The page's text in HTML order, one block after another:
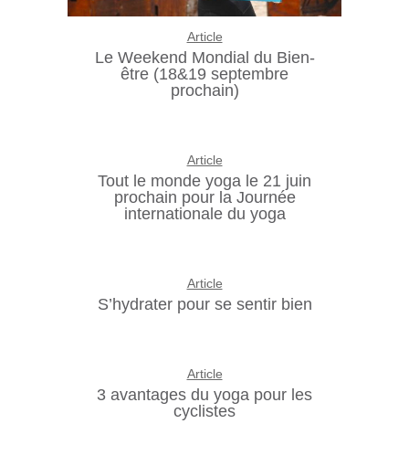
Article
Le Weekend Mondial du Bien-
être (18&19 septembre
prochain)
Article
Tout le monde yoga le 21 juin
prochain pour la Journée
internationale du yoga
Article
S’hydrater pour se sentir bien
Article
3 avantages du yoga pour les
cyclistes